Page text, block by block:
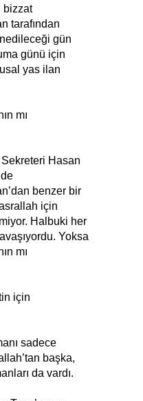
bizzat
tarafından
gün
günü için
yas ilan
mı
Hasan
benzer bir
için
Halbuki her
Yoksa
mı
için
sadece
başka,
da vardı.